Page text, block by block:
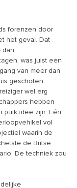
forenzen door
het geval. Dat
dan
was juist een
van meer dan
geschoten
wel erg
hebben
puik idee zijn. Eén
vol
waarin de
de Britse
De techniek zou